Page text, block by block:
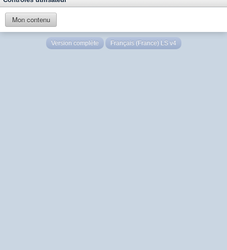
Mon contenu
Version complète Français (France) LS v4